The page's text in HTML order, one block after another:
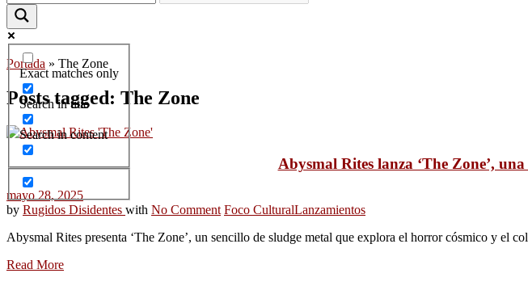
Exact matches only
Search in title
Search in content
Portada » The Zone
Posts tagged: The Zone
Abysmal Rites lanza ‘The Zone’,
mayo 28, 2025
by Rugidos Disidentes with No Comment Foco CulturalLanzamientos
Abysmal Rites presenta ‘The Zone’, un sencillo de sludge metal que explora el horror cósmico y el
Read More